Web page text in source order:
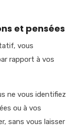
et pensées
vous
rapport à vos
ne vous identifiez
ou à vos
sans vous laisser